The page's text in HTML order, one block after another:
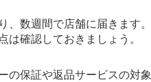
、数週間で店舗に届きます
は確認しておきましょう。
保証や返品サービスの対